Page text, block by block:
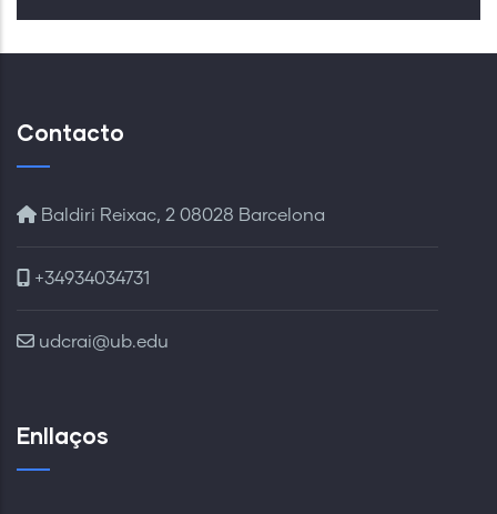
Contacto
Baldiri Reixac, 2 08028 Barcelona
+34934034731
udcrai@ub.edu
Enllaços